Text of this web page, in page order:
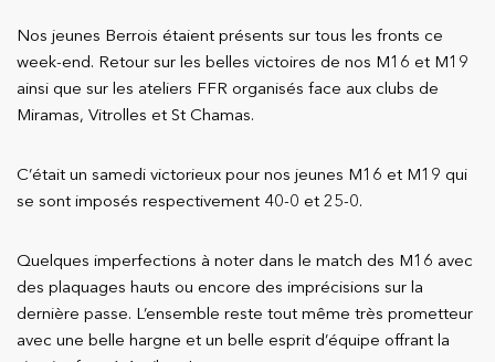
Nos jeunes Berrois étaient présents sur tous les fronts ce
week-end. Retour sur les belles victoires de nos M16 et M19
ainsi que sur les ateliers FFR organisés face aux clubs de
Miramas, Vitrolles et St Chamas.
C’était un samedi victorieux pour nos jeunes M16 et M19 qui
se sont imposés respectivement 40-0 et 25-0.
Quelques imperfections à noter dans le match des M16 avec
des plaquages hauts ou encore des imprécisions sur la
dernière passe. L’ensemble reste tout même très prometteur
avec une belle hargne et un belle esprit d’équipe offrant la